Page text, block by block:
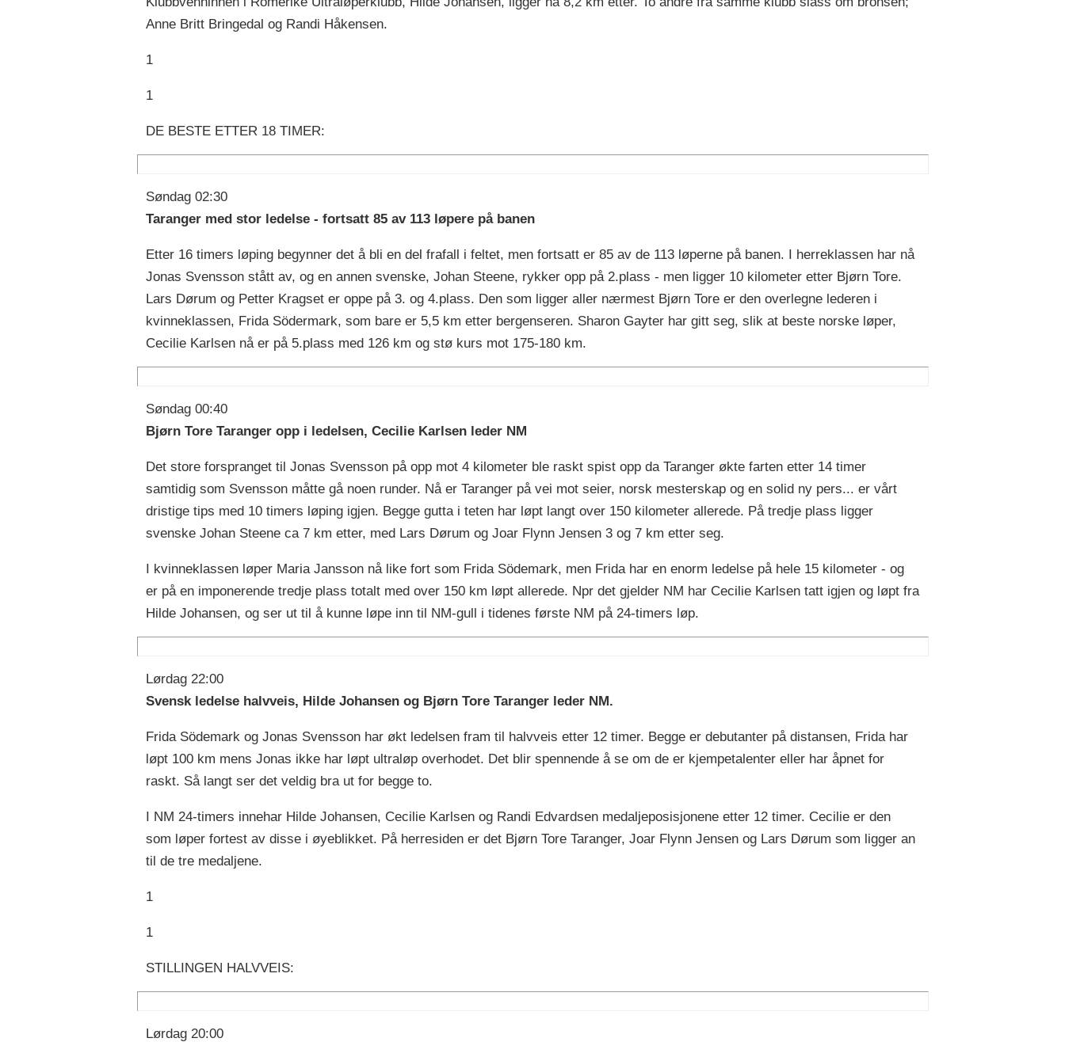
Anne Britt Bringedal og Randi Håkensen.
1
1
DE BESTE ETTER 18 TIMER:
Søndag 02:30
Taranger med stor ledelse - fortsatt 85 av 113 løpere på banen
Etter 16 timers løping begynner det å bli en del frafall i feltet, men fortsatt er 85 av de 113 løperne på banen. I herreklassen har nå
Jonas Svensson stått av, og en annen svenske, Johan Steene, rykker opp på 2.plass - men ligger 10 kilometer etter Bjørn Tore.
Lars Dørum og Petter Kragset er oppe på 3. og 4.plass. Den som ligger aller nærmest Bjørn Tore er den overlegne lederen i
kvinneklassen, Frida Södermark, som bare er 5,5 km etter bergenseren. Sharon Gayter har gitt seg, slik at beste norske løper,
Cecilie Karlsen nå er på 5.plass med 126 km og stø kurs mot 175-180 km.
Søndag 00:40
Bjørn Tore Taranger opp i ledelsen, Cecilie Karlsen leder NM
Det store forspranget til Jonas Svensson på opp mot 4 kilometer ble raskt spist opp da Taranger økte farten etter 14 timer
samtidig som Svensson måtte gå noen runder. Nå er Taranger på vei mot seier, norsk mesterskap og en solid ny pers... er vårt
dristige tips med 10 timers løping igjen. Begge gutta i teten har løpt langt over 150 kilometer allerede. På tredje plass ligger
svenske Johan Steene ca 7 km etter, med Lars Dørum og Joar Flynn Jensen 3 og 7 km etter seg.
I kvinneklassen løper Maria Jansson nå like fort som Frida Södemark, men Frida har en enorm ledelse på hele 15 kilometer - og
er på en imponerende tredje plass totalt med over 150 km løpt allerede. Npr det gjelder NM har Cecilie Karlsen tatt igjen og løpt fra
Hilde Johansen, og ser ut til å kunne løpe inn til NM-gull i tidenes første NM på 24-timers løp.
Lørdag 22:00
Svensk ledelse halvveis, Hilde Johansen og Bjørn Tore Taranger leder NM.
Frida Södemark og Jonas Svensson har økt ledelsen fram til halvveis etter 12 timer. Begge er debutanter på distansen, Frida har
løpt 100 km mens Jonas ikke har løpt ultraløp overhodet. Det blir spennende å se om de er kjempetalenter eller har åpnet for
raskt. Så langt ser det veldig bra ut for begge to.
I NM 24-timers innehar Hilde Johansen, Cecilie Karlsen og Randi Edvardsen medaljeposisjonene etter 12 timer. Cecilie er den
som løper fortest av disse i øyeblikket. På herresiden er det Bjørn Tore Taranger, Joar Flynn Jensen og Lars Dørum som ligger an
til de tre medaljene.
1
1
STILLINGEN HALVVEIS:
Lørdag 20:00